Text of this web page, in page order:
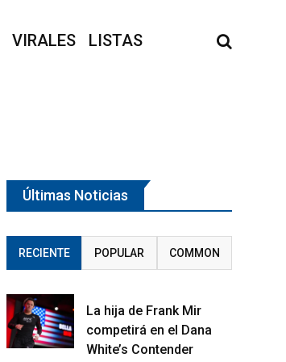
VIRALES LISTAS
Últimas Noticias
RECIENTE POPULAR COMMON
La hija de Frank Mir
competirá en el Dana
White’s Contender